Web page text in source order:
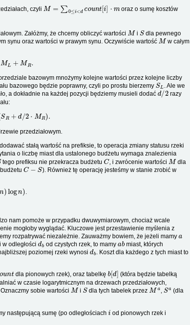
czyli M= 0≤i ⋅m
oraz o sumę kosztów
Załóżmy, że chcemy obliczyć wartości M iS dla pewnego
synu oraz wartości w prawym synu. Oczywiście wartośćM w całym
ML M R.
bazowym mnożymy kolejne wartości przez kolejne liczby
bazowego będzie poprawny, czyli po prostu bierzemy SL. Ale we
a dokładnie na każdej pozycji będziemy musieli dodać d/2razy
SR d /2 ⋅M R).
przedziałowym.
stałą wartość na prefiksie, to operacja zmiany statusu rzeki
o liczbę miast dla ustalonego budżetu wymaga znalezienia
tego prefiksu nie przekracza budżetuC , i zwrócenie wartości M dla
C−S
). Również tę operację jesteśmy w stanie zrobić w
logn .
nam pomoże w przypadku dwuwymiarowym, chociaż wcale
mogłoby wyglądać. Kluczowe jest przestawienie myślenia z
rozpatrywać niezależnie. Zauważmy bowiem, że jeżeli mamy
w odległościdbod czystych rzek, to mamyabmiast, których
poziomej rzeki wynosi db. Koszt dla każdego z tych miast to
t dla pionowych rzek), oraz tabelkęb[ d] (która będzie tabelką
w czasie logarytmicznym na drzewach przedziałowych,
sobie wartości M iS dla tych tabelek przezMa , Sa (dla
następującą sumę (po odległościach iod pionowych rzek i